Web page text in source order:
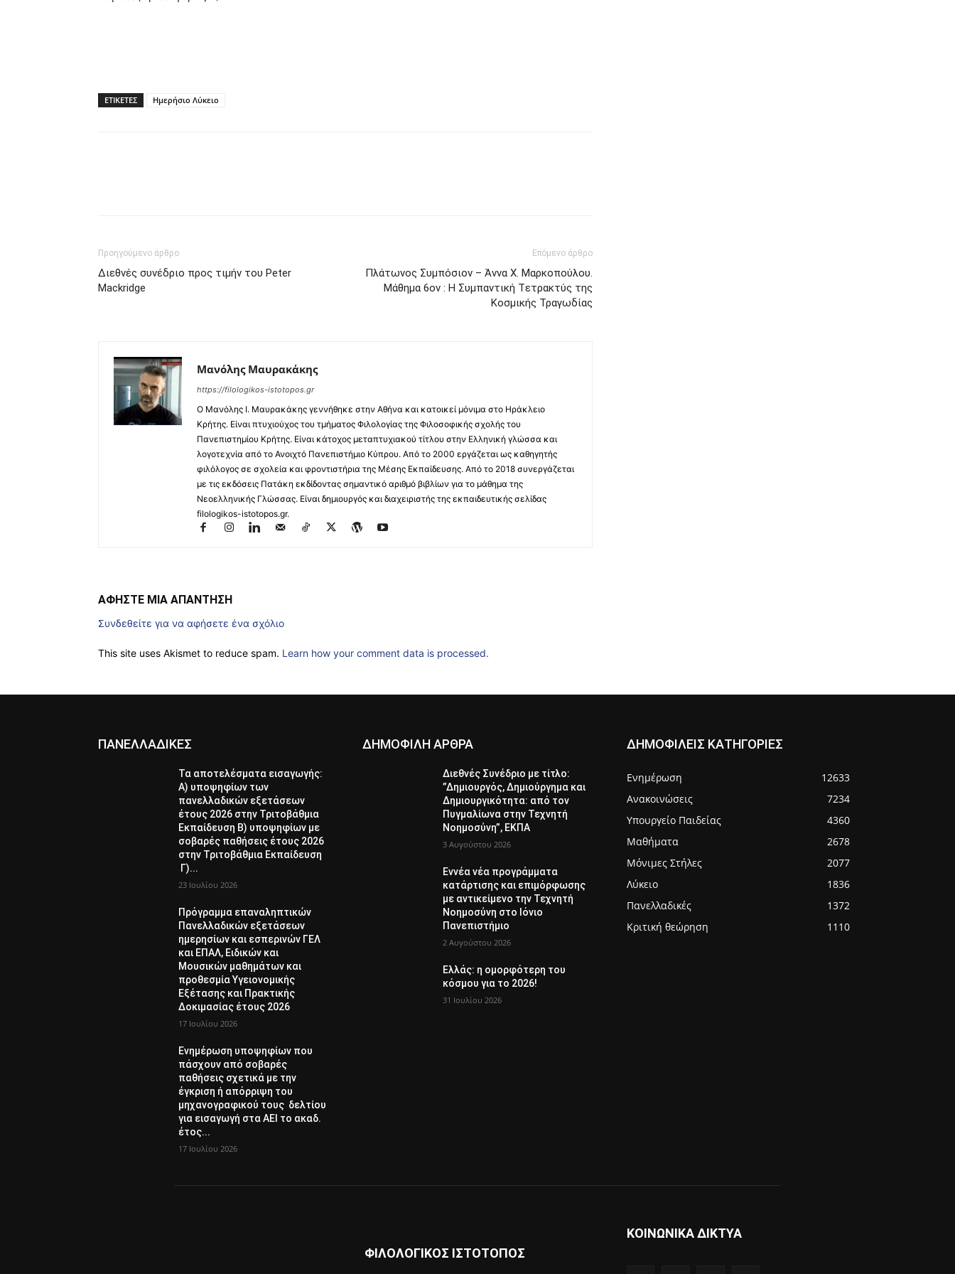
ΕΤΙΚΕΤΕΣ Ημερήσιο Λύκειο
Προηγούμενο άρθρο
Διεθνές συνέδριο προς τιμήν του Peter
Mackridge
Επόμενο άρθρο
Πλάτωνος Συμπόσιον – Άννα Χ. Μαρκοπούλου.
Μάθημα 6ον : Η Συμπαντική Tετρακτύς της
Κοσμικής Τραγωδίας
Μανόλης Μαυρακάκης
https://filologikos-istotopos.gr
Ο Μανόλης I. Μαυρακάκης γεννήθηκε στην Αθήνα και κατοικεί μόνιμα στο Ηράκλειο
Κρήτης. Είναι πτυχιούχος του τμήματος Φιλολογίας της Φιλοσοφικής σχολής του
Πανεπιστημίου Κρήτης. Είναι κάτοχος μεταπτυχιακού τίτλου στην Ελληνική γλώσσα και
λογοτεχνία από το Ανοιχτό Πανεπιστήμιο Κύπρου. Από το 2000 εργάζεται ως καθηγητής
φιλόλογος σε σχολεία και φροντιστήρια της Μέσης Εκπαίδευσης. Από το 2018 συνεργάζεται
με τις εκδόσεις Πατάκη εκδίδοντας σημαντικό αριθμό βιβλίων για το μάθημα της
Νεοελληνικής Γλώσσας. Είναι δημιουργός και διαχειριστής της εκπαιδευτικής σελίδας
filologikos-istotopos.gr.
ΑΦΗΣΤΕ ΜΙΑ ΑΠΑΝΤΗΣΗ
Συνδεθείτε για να αφήσετε ένα σχόλιο
This site uses Akismet to reduce spam. Learn how your comment data is processed.
ΠΑΝΕΛΛΑΔΙΚΕΣ
Τα αποτελέσματα εισαγωγής:
Α) υποψηφίων των
πανελλαδικών εξετάσεων
έτους 2026 στην Τριτοβάθμια
Εκπαίδευση Β) υποψηφίων με
σοβαρές παθήσεις έτους 2026
στην Τριτοβάθμια Εκπαίδευση
Γ)...
23 Ιουλίου 2026
Πρόγραμμα επαναληπτικών
Πανελλαδικών εξετάσεων
ημερησίων και εσπερινών ΓΕΛ
και ΕΠΑΛ, Ειδικών και
Μουσικών μαθημάτων και
προθεσμία Υγειονομικής
Εξέτασης και Πρακτικής
Δοκιμασίας έτους 2026
17 Ιουλίου 2026
Ενημέρωση υποψηφίων που
πάσχουν από σοβαρές
παθήσεις σχετικά με την
έγκριση ή απόρριψη του
μηχανογραφικού τους δελτίου
για εισαγωγή στα ΑΕΙ το ακαδ.
έτος...
17 Ιουλίου 2026
ΔΗΜΟΦΙΛΗ ΑΡΘΡΑ
Διεθνές Συνέδριο με τίτλο:
”Δημιουργός, Δημιούργημα και
Δημιουργικότητα: από τον
Πυγμαλίωνα στην Τεχνητή
Νοημοσύνη”, ΕΚΠΑ
3 Αυγούστου 2026
Εννέα νέα προγράμματα
κατάρτισης και επιμόρφωσης
με αντικείμενο την Τεχνητή
Νοημοσύνη στο Ιόνιο
Πανεπιστήμιο
2 Αυγούστου 2026
Ελλάς: η ομορφότερη του
κόσμου για το 2026!
31 Ιουλίου 2026
ΔΗΜΟΦΙΛΕΙΣ ΚΑΤΗΓΟΡΙΕΣ
Ενημέρωση
12633
Ανακοινώσεις
7234
Υπουργείο Παιδείας
4360
Μαθήματα
2678
Μόνιμες Στήλες
2077
Λύκειο
1836
Πανελλαδικές
1372
Κριτική θεώρηση
1110
ΦΙΛΟΛΟΓΙΚΟΣ ΙΣΤΟΤΟΠΟΣ
ΚΟΙΝΩΝΙΚΑ ΔΙΚΤΥΑ